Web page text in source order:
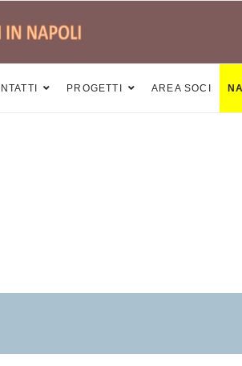
PROGETTI AREA SOCI